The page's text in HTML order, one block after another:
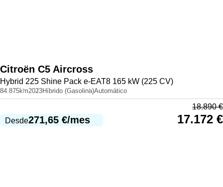
Citroën C5 Aircross
Hybrid 225 Shine Pack e-EAT8 165 kW (225 CV)
84.875km2023Híbrido (Gasolina)Automático
Desde271,65 €/mes
18.890€
17.172 €